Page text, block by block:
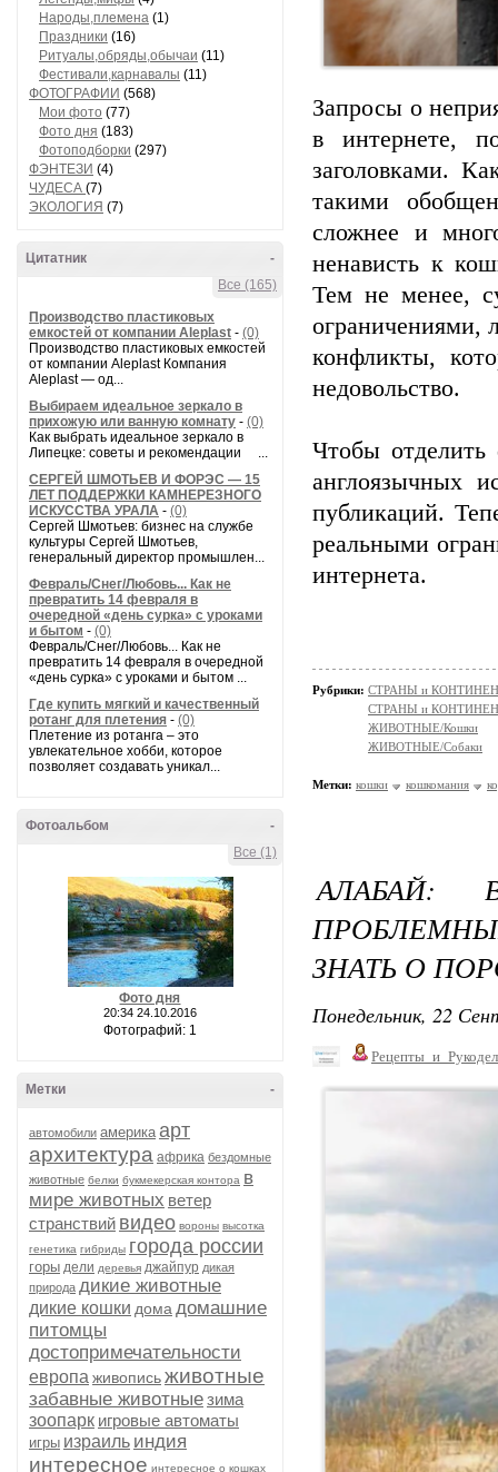
Народы,племена (1)
Праздники (16)
Ритуалы,обряды,обычаи (11)
Фестивали,карнавалы (11)
ФОТОГРАФИИ (568)
Мои фото (77)
Фото дня (183)
Фотоподборки (297)
ФЭНТЕЗИ (4)
ЧУДЕСА (7)
ЭКОЛОГИЯ (7)
-
Цитатник
Все (165)
Производство пластиковых
емкостей от компании Aleplast - (0)
Производство пластиковых емкостей
от компании Aleplast Компания
Aleplast — од...
Выбираем идеальное зеркало в
прихожую или ванную комнату - (0)
Как выбрать идеальное зеркало в
Липецке: советы и рекомендации ...
СЕРГЕЙ ШМОТЬЕВ И ФОРЭС — 15
ЛЕТ ПОДДЕРЖКИ КАМНЕРЕЗНОГО
ИСКУССТВА УРАЛА - (0)
Сергей Шмотьев: бизнес на службе
культуры Сергей Шмотьев,
генеральный директор промышлен...
Февраль/Снег/Любовь... Как не
превратить 14 февраля в
очередной «день сурка» с уроками
и бытом - (0)
Февраль/Снег/Любовь... Как не
превратить 14 февраля в очередной
«день сурка» с уроками и бытом ...
Где купить мягкий и качественный
ротанг для плетения - (0)
Плетение из ротанга – это
увлекательное хобби, которое
позволяет создавать уникал...
-
Фотоальбом
Все (1)
Фото дня
20:34 24.10.2016
Фотографий: 1
-
Метки
автомобили америка арт
архитектура африка бездомные
животные белки букмекерская контора в
мире животных ветер
странствий видео вороны высотка
генетика гибриды города россии
горы дели деревья джайпур дикая
природа дикие животные
дикие кошки дома домашние
питомцы
достопримечательности
европа живописьживотные
забавные животныезима
зоопарк игровые автоматы
игры израиль индия
интересное интересное о кошках
Запросы о
в интернете,
заголовками.
такими
сложнее и
ненависть к
Тем не менее,
ограничениями,
конфликты,
недовольство.
Чтобы
англоязычных
публикаций.
реальными
интернета.
Рубрики: СТРАНЫ и
СТРАНЫ и
ЖИВОТНЫЕ/Кошки
ЖИВОТНЫЕ/Собаки
Метки: кошки кошкомания
АЛАБАЙ:
ЗНАТЬ О
Понедельник, 22